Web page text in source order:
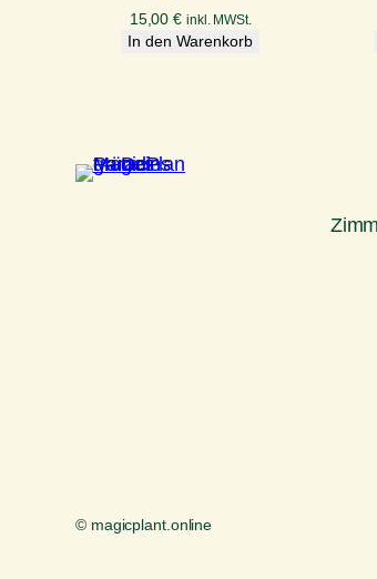
15,00€ inkl. MWSt.
In den Warenkorb
© magicplant.online